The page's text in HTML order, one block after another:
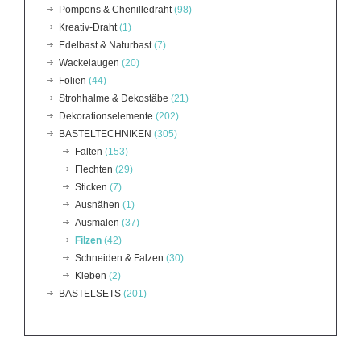
Pompons & Chenilledraht(98)
Kreativ-Draht(1)
Edelbast & Naturbast(7)
Wackelaugen (20)
Folien (44)
Strohhalme & Dekostäbe (21)
Dekorationselemente (202)
BASTELTECHNIKEN (305)
Falten (153)
Flechten (29)
Sticken (7)
Ausnähen (1)
Ausmalen (37)
Filzen (42)
Schneiden & Falzen (30)
Kleben (2)
BASTELSETS (201)